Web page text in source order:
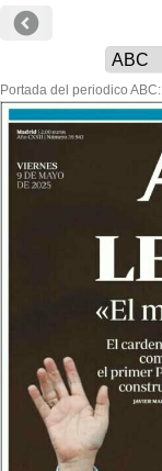
Portada del periodico ABC: